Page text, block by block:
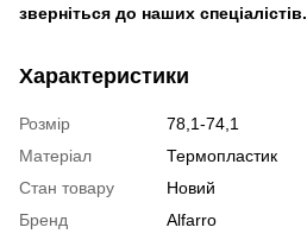
зверніться до наших спеціалістів.
Характеристики
Розмір
78,1-74,1
Матеріал
Термопластик
Стан товару
Новий
Бренд
Alfarro